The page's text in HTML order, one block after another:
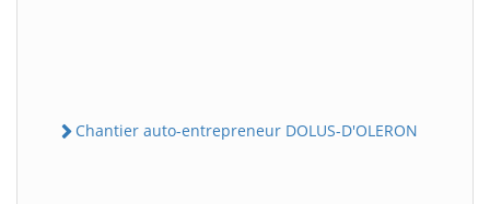
Chantier auto-entrepreneur DOLUS-D'OLERON